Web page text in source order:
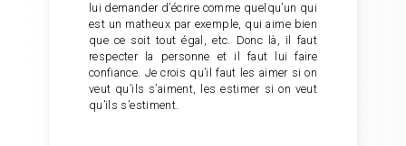
lui demander d’écrire comme quelqu’un qui
est un matheux par exemple, qui aime bien
que ce soit tout égal, etc. Donc là, il faut
respecter la personne et il faut lui faire
confiance. Je crois qu’il faut les aimer si on
veut qu’ils s’aiment, les estimer si on veut
qu’ils s’estiment.